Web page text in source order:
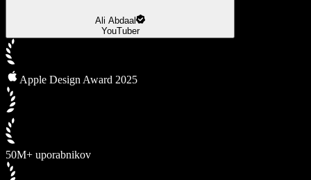
Ali Abdaal
YouTuber
Apple Design Award 2025
50M+ uporabnikov